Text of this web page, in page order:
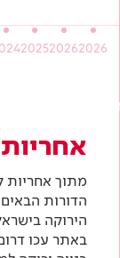
2026
2026
2025
מתוך אחריות
הדורות
הירוקה
באתר עכו